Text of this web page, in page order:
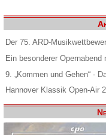
Der 75. ARD-
Ein besonderer
9. „Kommen und Gehen“ -
Hannover Klassik Open-Air